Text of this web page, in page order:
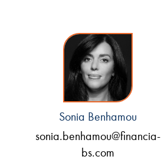
Sonia Benhamou
sonia.benhamou@financia-
bs.com